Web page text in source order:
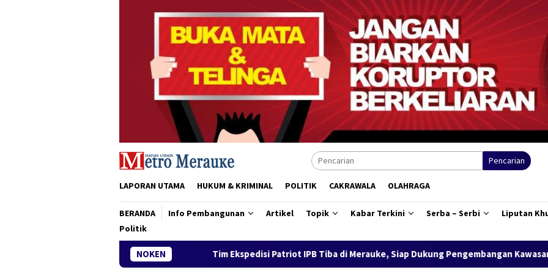
Pencarian
LAPORAN UTAMA HUKUM & KRIMINAL POLITIK CAKRAWALA OLAHRAGA
BERANDA Info Pembangunan Artikel Topik Kabar Terkini Serba – Serbi
Liputan
Politik
NOKEN
Tim Ekspedisi Patriot IPB Tiba di Merauke, Siap Dukung Pengembangan Kawasan Salor Berbasis Potensi